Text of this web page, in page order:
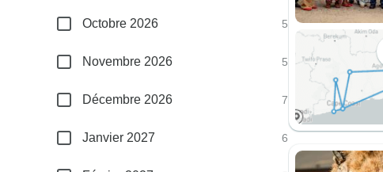
Octobre 2026 5
Novembre 2026 5
Décembre 2026 7
Janvier 2027 6